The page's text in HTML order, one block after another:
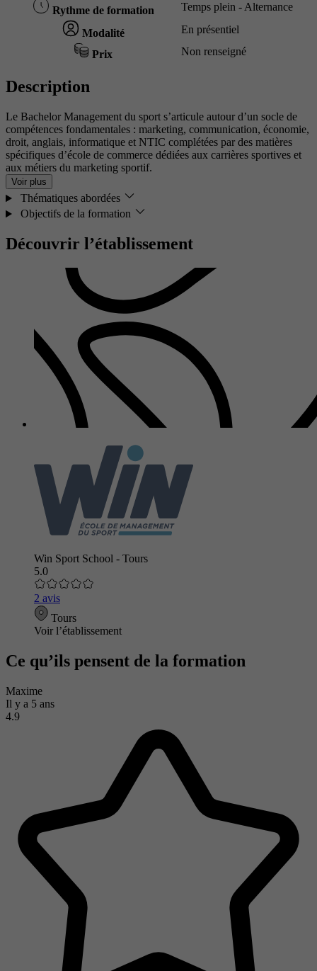
Rythme de formation Temps plein - Alternance
Modalité En présentiel
Prix Non renseigné
Description
Le Bachelor Management du sport s’articule autour d’un socle de
compétences fondamentales : marketing, communication, économie,
droit, anglais, informatique et NTIC complétées par des matières
spécifiques d’école de commerce dédiées aux carrières sportives et
aux métiers du marketing sportif.
Voir plus
Thématiques abordées
Objectifs de la formation
Découvrir l’établissement
Win Sport School - Tours
5.0
2 avis
Tours
Voir l’établissement
Ce qu’ils pensent de la formation
Maxime
Il y a 5 ans
4.9